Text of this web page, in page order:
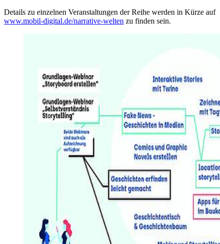
Details zu einzelnen Veranstaltungen der Reihe werden in Kürze auf
www.mobil-digital.de/narrative-welten zu finden sein.